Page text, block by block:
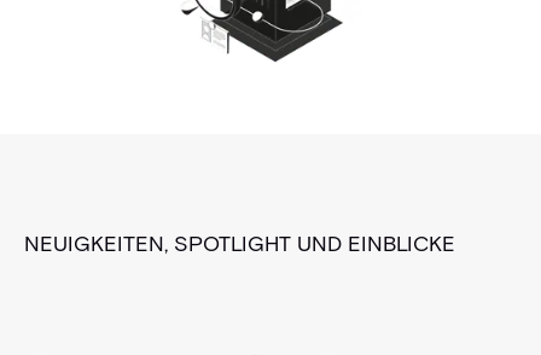
NEUIGKEITEN, SPOTLIGHT UND EINBLICKE